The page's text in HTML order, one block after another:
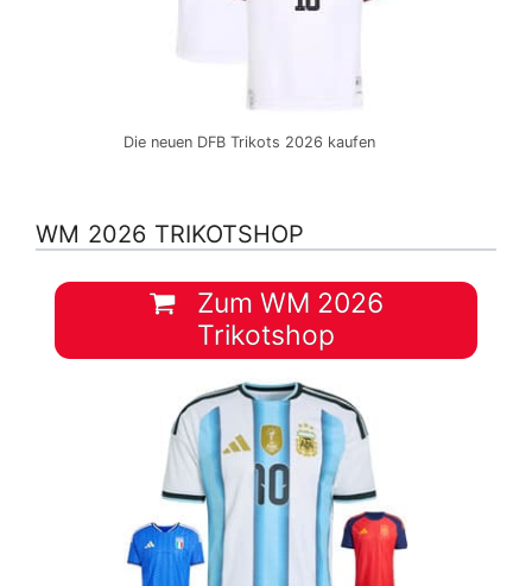
Die neuen DFB Trikots 2026 kaufen
WM 2026 TRIKOTSHOP
Zum WM 2026
Trikotshop